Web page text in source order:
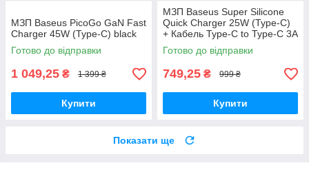
МЗП Baseus PicoGo GaN Fast
Charger 45W (Type-C) black
Готово до відправки
1 049,25 ₴ 1 399 ₴
Купити
МЗП Baseus Super Silicone
Quick Charger 25W (Type-C)
+ Кабель Type-C to Type-C 3A
(1m) black
Готово до відправки
749,25 ₴ 999 ₴
Купити
Показати ще